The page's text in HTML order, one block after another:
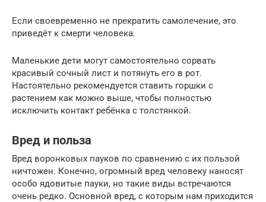
Если своевременно не прекратить самолечение, это
приведёт к смерти человека.
Маленькие дети могут самостоятельно сорвать
красивый сочный лист и потянуть его в рот.
Настоятельно рекомендуется ставить горшки с
растением как можно выше, чтобы полностью
исключить контакт ребёнка с толстянкой.
Вред и польза
Вред воронковых пауков по сравнению с их пользой
ничтожен. Конечно, огромный вред человеку наносят
особо ядовитые пауки, но такие виды встречаются
очень редко. Основной вред, с которым нам приходится